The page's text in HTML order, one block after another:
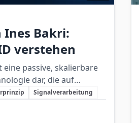
Bakri:
verstehen
eine passive, skalierbare
dar, die auf
Signaturen basiert und
druckbare
Signalverarbeitung